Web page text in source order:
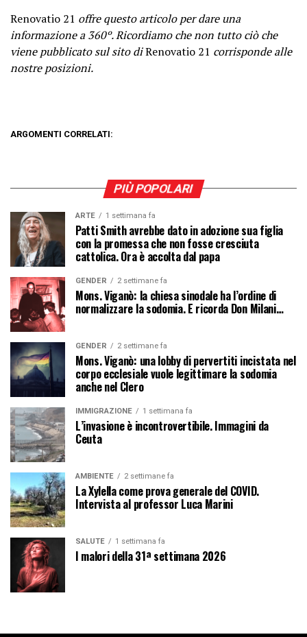
Renovatio 21 offre questo articolo per dare una
informazione a 360º. Ricordiamo che non tutto ciò che
viene pubblicato sul sito diRenovatio 21 corrisponde alle
nostre posizioni.
ARGOMENTI CORRELATI:
PIÙ POPOLARI
ARTE 1 settimana fa
Patti Smith avrebbe dato in adozione sua figlia
con la promessa che non fosse cresciuta
cattolica. Ora è accolta dal papa
GENDER 2 settimane fa
Mons. Viganò: la chiesa sinodale ha l’ordine di
normalizzare la sodomia. E ricorda Don Milani…
GENDER 2 settimane fa
Mons. Viganò: una lobby di pervertiti incistata nel
corpo ecclesiale vuole legittimare la sodomia
anche nel Clero
IMMIGRAZIONE 1 settimana fa
L’invasione è incontrovertibile. Immagini da
Ceuta
AMBIENTE 2 settimane fa
La Xylella come prova generale del COVID.
Intervista al professor Luca Marini
SALUTE 1 settimana fa
I malori della 31ª settimana 2026